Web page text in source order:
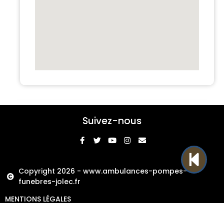
Suivez-nous
Copyright 2026 - www.ambulances-pompes-
funebres-jolec.fr
MENTIONS LÉGALES